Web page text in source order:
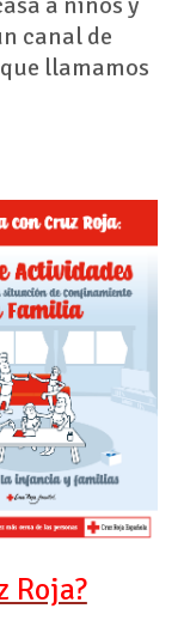
canal de
llamamos
Roja?